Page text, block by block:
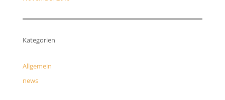
Kategorien
Allgemein
news